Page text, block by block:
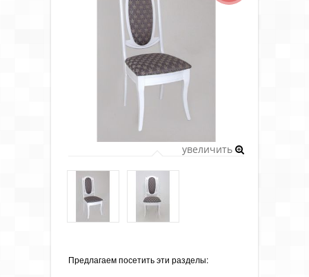
увеличить
Предлагаем посетить эти разделы: